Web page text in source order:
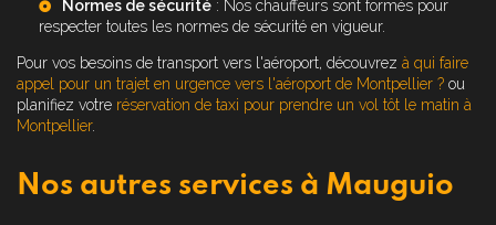
Normes de sécurité : Nos chauffeurs sont formés pour
respecter toutes les normes de sécurité en vigueur.
Pour vos besoins de transport vers l'aéroport, découvrez à qui faire
appel pour un trajet en urgence vers l'aéroport de Montpellier ? ou
planifiez votre réservation de taxi pour prendre un vol tôt le matin à
Montpellier.
Nos autres services à Mauguio